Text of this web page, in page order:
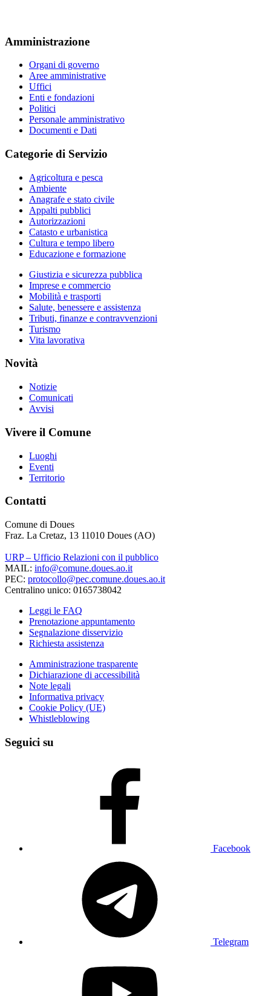
Amministrazione
Organi di governo
Aree amministrative
Uffici
Enti e fondazioni
Politici
Personale amministrativo
Documenti e Dati
Categorie di Servizio
Agricoltura e pesca
Ambiente
Anagrafe e stato civile
Appalti pubblici
Autorizzazioni
Catasto e urbanistica
Cultura e tempo libero
Educazione e formazione
Giustizia e sicurezza pubblica
Imprese e commercio
Mobilità e trasporti
Salute, benessere e assistenza
Tributi, finanze e contravvenzioni
Turismo
Vita lavorativa
Novità
Notizie
Comunicati
Avvisi
Vivere il Comune
Luoghi
Eventi
Territorio
Contatti
Comune di Doues
Fraz. La Cretaz, 13 11010 Doues (AO)
URP – Ufficio Relazioni con il pubblico
MAIL: info@comune.doues.ao.it
PEC: protocollo@pec.comune.doues.ao.it
Centralino unico: 0165738042
Leggi le FAQ
Prenotazione appuntamento
Segnalazione disservizio
Richiesta assistenza
Amministrazione trasparente
Dichiarazione di accessibilità
Note legali
Informativa privacy
Cookie Policy (UE)
Whistleblowing
Seguici su
Facebook
Telegram